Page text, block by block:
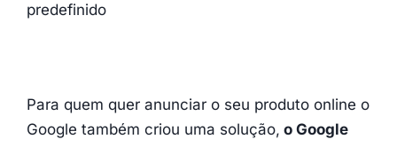
predefinido
Para quem quer anunciar o seu produto online o
Google também criou uma solução, o Google